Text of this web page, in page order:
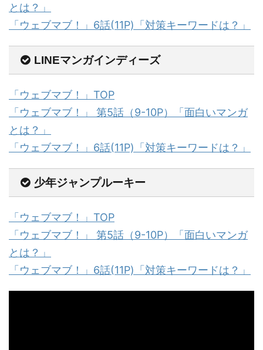
とは？」
「ウェブマブ！」6話(11P)「対策キーワードは？」
LINEマンガインディーズ
「ウェブマブ！」TOP
「ウェブマブ！」 第5話（9-10P）「面白いマンガ
とは？」
「ウェブマブ！」6話(11P)「対策キーワードは？」
少年ジャンプルーキー
「ウェブマブ！」TOP
「ウェブマブ！」 第5話（9-10P）「面白いマンガ
とは？」
「ウェブマブ！」6話(11P)「対策キーワードは？」